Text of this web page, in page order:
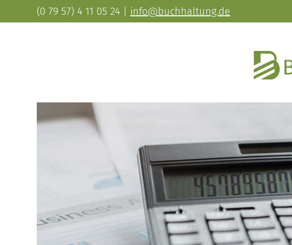
(0 79 57) 4 11 05 24 info@buchhaltung.de